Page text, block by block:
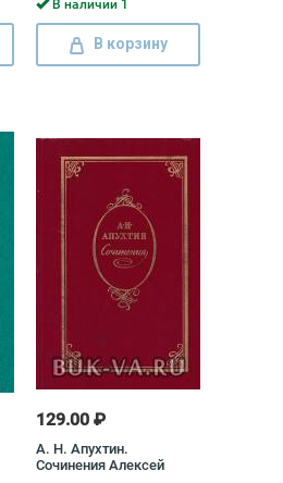
В наличии 1
В корзину
129.00 ₽
А. Н. Апухтин.
Сочинения Алексей